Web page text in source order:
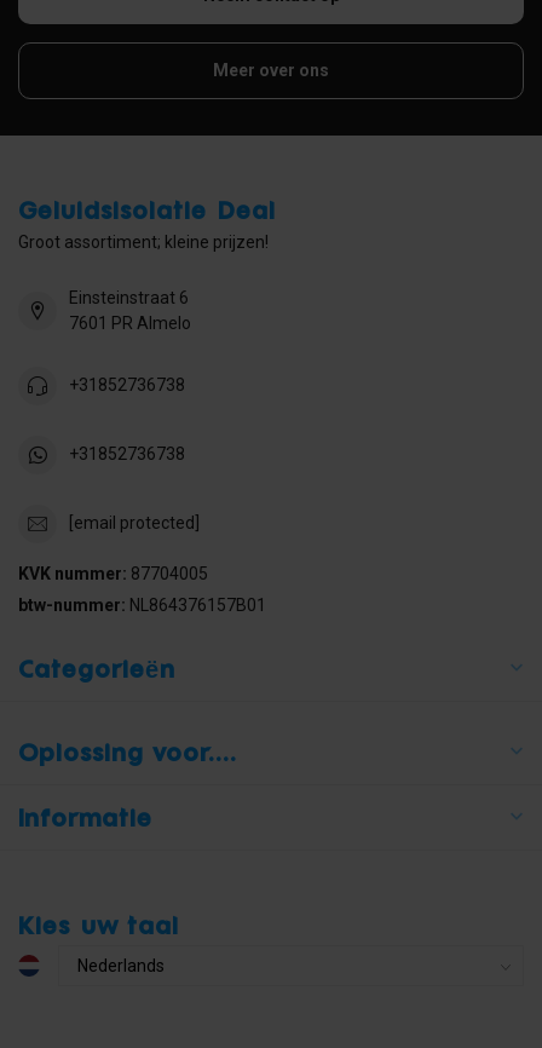
Meer over ons
Geluidsisolatie Deal
Groot assortiment; kleine prijzen!
Einsteinstraat 6
7601 PR Almelo
+31852736738
+31852736738
[email protected]
KVK nummer: 87704005
btw-nummer: NL864376157B01
Categorieën
Oplossing voor....
Informatie
Kies uw taal